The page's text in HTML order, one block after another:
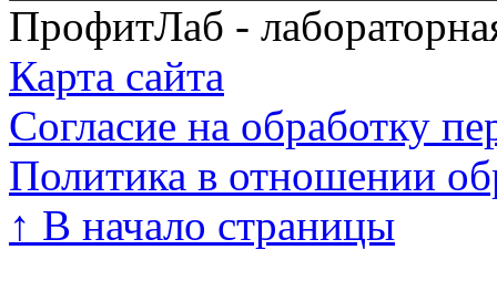
ПрофитЛаб -
Карта сайта
Согласие на обработку
Политика в отношении
↑ В начало страницы